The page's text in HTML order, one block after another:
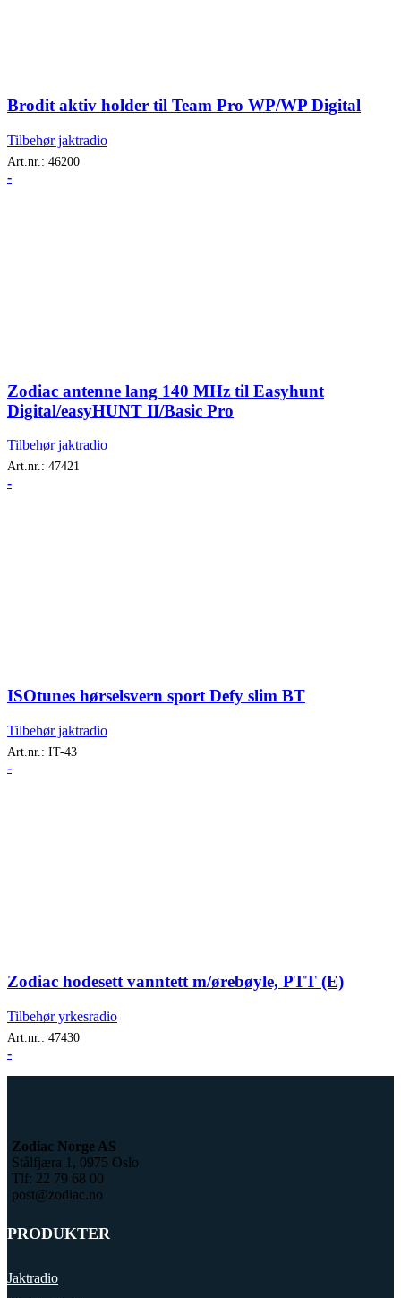
Brodit aktiv holder til Team Pro WP/WP Digital
Tilbehør jaktradio
Art.nr.: 46200
-
Zodiac antenne lang 140 MHz til Easyhunt
Digital/easyHUNT II/Basic Pro
Tilbehør jaktradio
Art.nr.: 47421
-
ISOtunes hørselsvern sport Defy slim BT
Tilbehør jaktradio
Art.nr.: IT-43
-
Zodiac hodesett vanntett m/ørebøyle, PTT (E)
Tilbehør yrkesradio
Art.nr.: 47430
-
Zodiac Norge AS
Stålfjæra 1, 0975 Oslo
Tlf: 22 79 68 00
post@zodiac.no
PRODUKTER
Jaktradio